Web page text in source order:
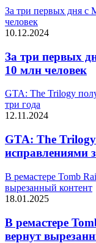
За три первых дня с
человек
10.12.2024
За три первых
10 млн человек
GTA: The Trilogy
три года
12.11.2024
GTA: The
исправлениями
В ремастере Tomb
вырезанный контент
18.01.2025
В ремастере
вернут